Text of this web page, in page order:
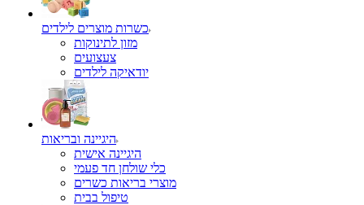
כשרות מוצרים לילדים
מזון לתינוקות
צעצועים
יודאיקה לילדים
היגיינה ובריאות
היגיינה אישית
כלי שולחן חד פעמי
מוצרי בריאות כשרים
טיפול בבית